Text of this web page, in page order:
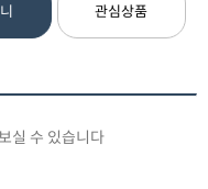
관심상품
실 수 있습니다